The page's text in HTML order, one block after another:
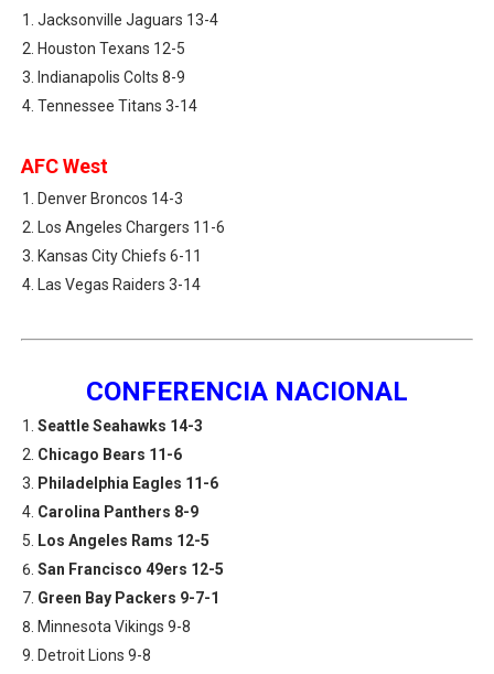
Jacksonville Jaguars 13-4
Houston Texans 12-5
Indianapolis Colts 8-9
Tennessee Titans 3-14
AFC West
Denver Broncos 14-3
Los Angeles Chargers 11-6
Kansas City Chiefs 6-11
Las Vegas Raiders 3-14
CONFERENCIA NACIONAL
Seattle Seahawks 14-3
Chicago Bears 11-6
Philadelphia Eagles 11-6
Carolina Panthers 8-9
Los Angeles Rams 12-5
San Francisco 49ers 12-5
Green Bay Packers 9-7-1
Minnesota Vikings 9-8
Detroit Lions 9-8